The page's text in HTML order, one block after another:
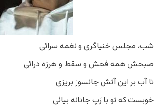
شب، مجلس خنیاگری و نغمه سرائی
صبحش همه فحش و سقط و هرزه درائی
تا آب بر این آتش جانسوز بریزی
خوبست که تو با رَپ جانانه بیائی